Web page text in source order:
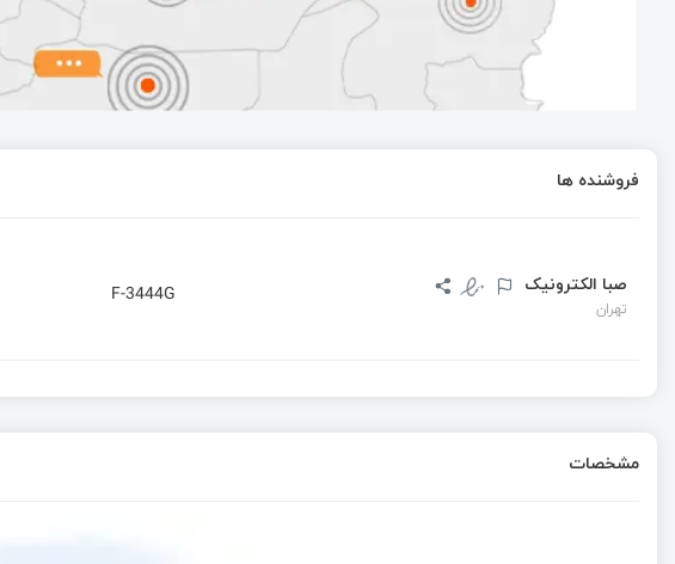
نوشتن برنامه‌هایی با کامپایلرهای کدویژن به منظور پیاده سازی یک دیکدر BCD to 7segment
فروشنده ها
صبا الکترونیک
تهران
F-3444G
مشخصات